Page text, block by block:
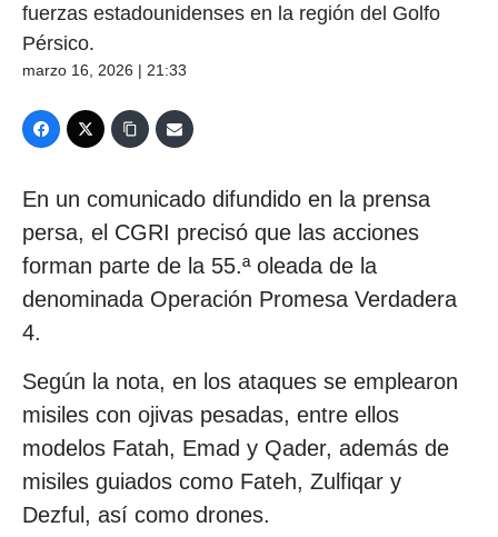
fuerzas estadounidenses en la región del Golfo
Pérsico.
marzo 16, 2026 | 21:33
En un comunicado difundido en la prensa
persa, el CGRI precisó que las acciones
forman parte de la 55.ª oleada de la
denominada Operación Promesa Verdadera
4.
Según la nota, en los ataques se emplearon
misiles con ojivas pesadas, entre ellos
modelos Fatah, Emad y Qader, además de
misiles guiados como Fateh, Zulfiqar y
Dezful, así como drones.